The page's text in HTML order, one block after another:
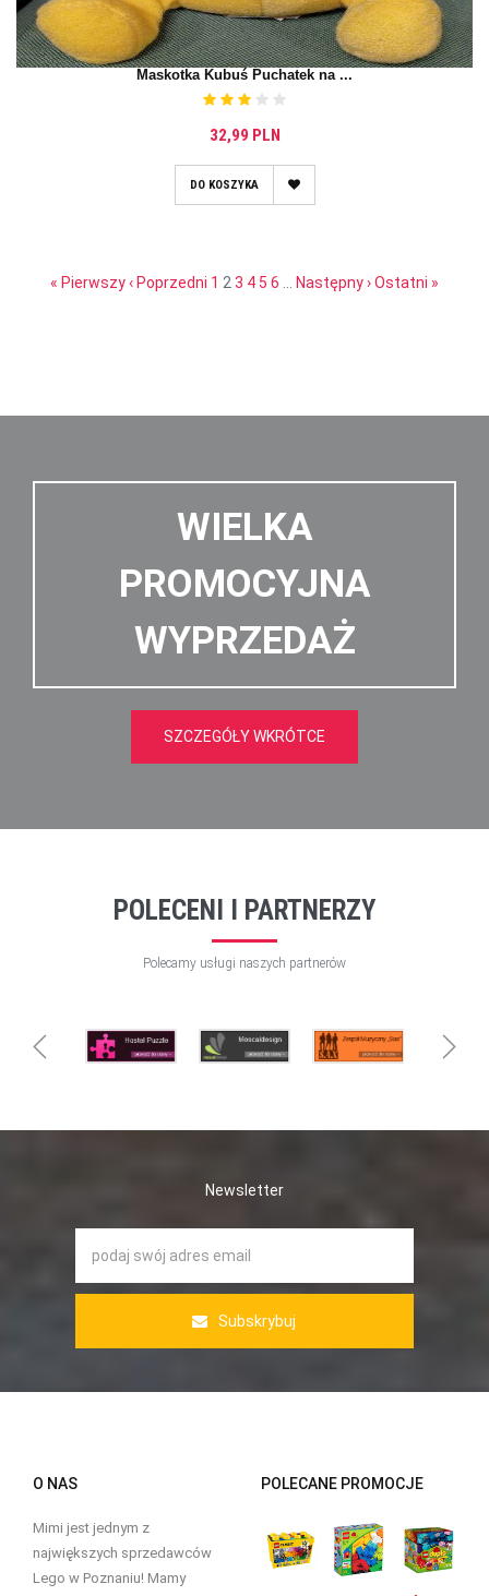
Maskotka Kubuś Puchatek na ...
32,99 PLN
DO KOSZYKA
« Pierwszy ‹ Poprzedni 1 2 3 4 5 6 Następny ›Ostatni »
WIELKA
PROMOCYJNA
WYPRZEDAŻ
SZCZEGÓŁY WKRÓTCE
POLECENI I PARTNERZY
Polecamy usługi naszych partnerów
Newsletter
Subskrybuj
O NAS
Mimi jest jednym z
największych sprzedawców
Lego w Poznaniu! Mamy
POLECANE PROMOCJE